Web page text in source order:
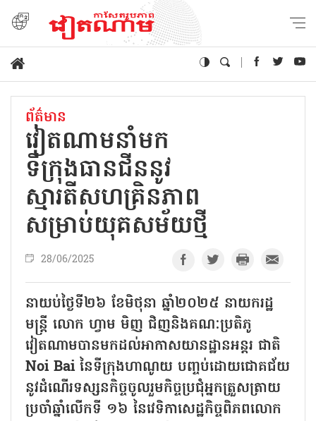
ព័ត៌មាន
វៀតណាមនាំមក
ទីក្រុងធានជីននូវ
ស្មារតីសហគ្រិនភាព
សម្រាប់យុគសម័យថ្មី
28/06/2025
នាយប់ថ្ងៃទី២៦ ខែមិថុនា ឆ្នាំ២០២៥ នាយករដ្ឋ
មន្ត្រី លោក ហ្វាម មិញ ជិញនិងគណៈប្រតិភូ
វៀតណាមបានមកដល់អាកាសយានដ្ឋានអន្តរ ជាតិ
Noi Bai នៃទីក្រុងហាណូយ បញ្ចប់ដោយជោគជ័យ
នូវដំណើរទស្សនកិច្ចចូលរួមកិច្ចប្រជុំអ្នកត្រួសត្រាយ
ប្រចាំឆ្នាំលើកទី ១៦ នៃវេទិកាសេដ្ឋកិច្ចពិភពលោក